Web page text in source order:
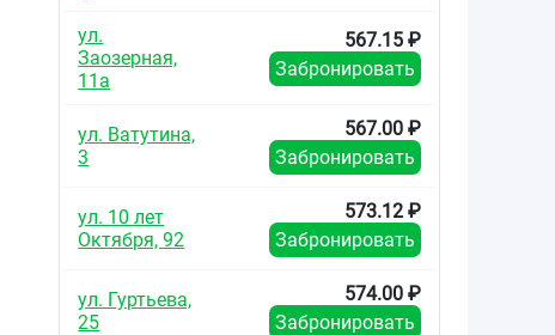
ул.
Заозерная,
11а
567.15 ₽
Забронировать
ул. Ватутина,
3
567.00 ₽
Забронировать
ул. 10 лет
Октября, 92
573.12 ₽
Забронировать
ул. Гуртьева,
25
574.00 ₽
Забронировать